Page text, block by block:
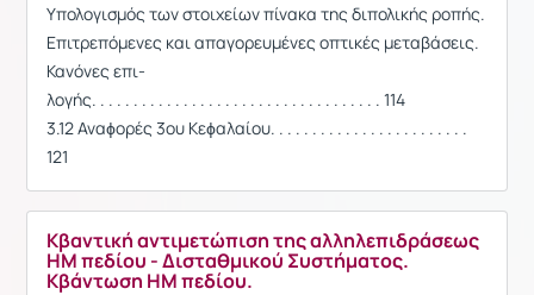
Υπολογισμός των στοιχείων πίνακα της διπολικής ροπής.
Επιτρεπόμενες και απαγορευμένες οπτικές μεταβάσεις.
Κανόνες επι-
λογής. . . . . . . . . . . . . . . . . . . . . . . . . . . . . . . . . . . 114
3.12 Αναϕορές 3ου Κεϕαλαίου. . . . . . . . . . . . . . . . . . . . . . . .
121
Κβαντική αντιμετώπιση της αλληλεπιδράσεως
ΗΜ πεδίου - Δισταθμικού Συστήματος.
Κβάντωση ΗΜ πεδίου.